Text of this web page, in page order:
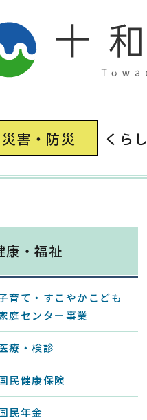
災害・防災 くら
康・福祉
育て・すこやかこども
庭センター事業
療・検診
民健康保険
民年金